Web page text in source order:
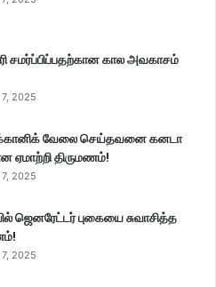
சமர்ப்பிப்பதற்கான கால அவகாசம்
2025
வேலை செய்தவனை கனடா
ஏமாற்றி திருமணம்!
2025
ஜெனரேட்டர் புகையை சுவாசித்த
2025